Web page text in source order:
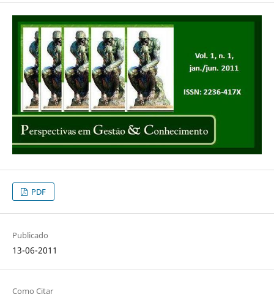
PDF
Publicado
13-06-2011
Como Citar